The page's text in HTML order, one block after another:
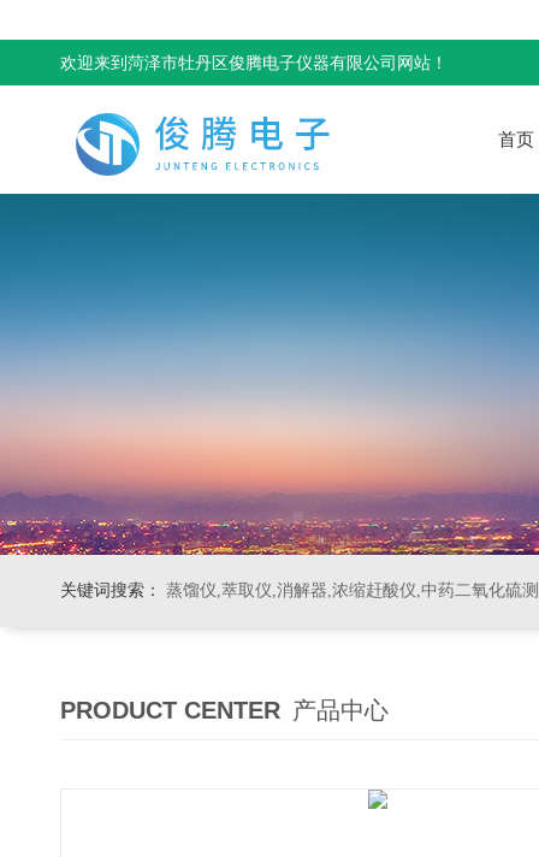
欢迎来到菏泽市牡丹区俊腾电子仪器有限公司网站！
首页
关键词搜索： 蒸馏仪,萃取仪,消解器,浓缩赶酸仪,中药二氧化硫
PRODUCT CENTER 产品中心